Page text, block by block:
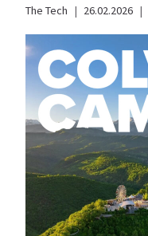
The Tech 26.02.2026